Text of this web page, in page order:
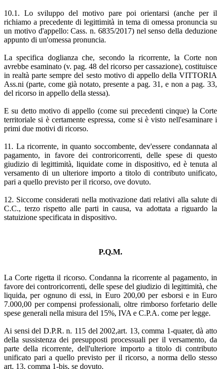
10.1. Lo sviluppo del motivo pare poi orientarsi (anche per il
richiamo a precedente di legittimità in tema di omessa pronuncia su
un motivo d'appello: Cass. n. 6835/2017) nel senso della deduzione
appunto di un'omessa pronuncia.
La specifica doglianza che, secondo la ricorrente, la Corte non
avrebbe esaminato (v. pag. 48 del ricorso per cassazione), costituisce
in realtà parte sempre del sesto motivo di appello della VITTORIA
Ass.ni (parte, come già notato, presente a pag. 31, e non a pag. 33,
del ricorso in appello della stessa).
E su detto motivo di appello (come sui precedenti cinque) la Corte
territoriale si è certamente espressa, come si è visto nell'esaminare i
primi due motivi di ricorso.
11. La ricorrente, in quanto soccombente, dev'essere condannata al
pagamento, in favore dei controricorrenti, delle spese di questo
giudizio di legittimità, liquidate come in dispositivo, ed è tenuta al
versamento di un ulteriore importo a titolo di contributo unificato,
pari a quello previsto per il ricorso, ove dovuto.
12. Siccome considerati nella motivazione dati relativi alla salute di
C.C., terzo rispetto alle parti in causa, va adottata a riguardo la
statuizione specificata in dispositivo.
P.Q.M.
La Corte rigetta il ricorso. Condanna la ricorrente al pagamento, in
favore dei controricorrenti, delle spese del giudizio di legittimità, che
liquida, per ognuno di essi, in Euro 200,00 per esborsi e in Euro
7.000,00 per compensi professionali, oltre rimborso forfetario delle
spese generali nella misura del 15%, IVA e C.P.A. come per legge.
Ai sensi del D.P.R. n. 115 del 2002,art. 13, comma 1-quater, dà atto
della sussistenza dei presupposti processuali per il versamento, da
parte della ricorrente, dell'ulteriore importo a titolo di contributo
unificato pari a quello previsto per il ricorso, a norma dello stesso
art. 13, comma 1-bis, se dovuto.